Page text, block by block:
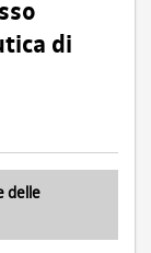
di
delle